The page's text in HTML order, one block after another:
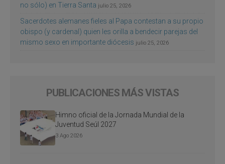
no sólo) en Tierra Santa julio 25, 2026
Sacerdotes alemanes fieles al Papa contestan a su propio
obispo (y cardenal) quien les orilla a bendecir parejas del
mismo sexo en importante diócesis julio 25, 2026
PUBLICACIONES MÁS VISTAS
Himno oficial de la Jornada Mundial de la
Juventud Seúl 2027
3 Ago 2026